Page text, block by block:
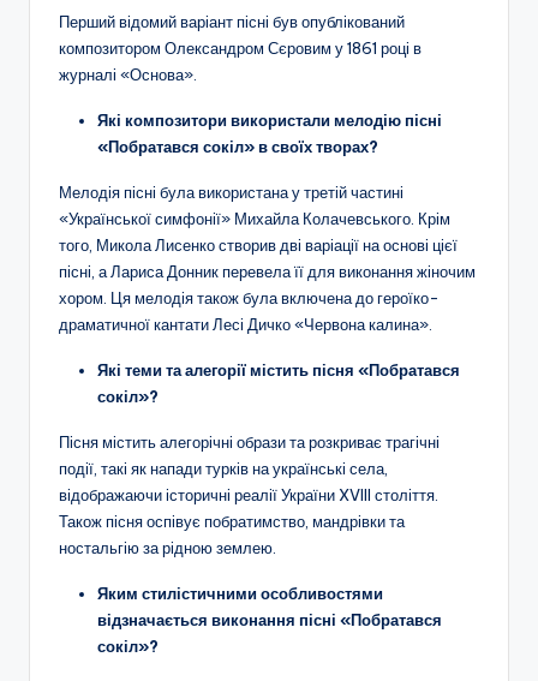
Перший відомий варіант пісні був опублікований
композитором Олександром Сєровим у 1861 році в
журналі «Основа».
Які композитори використали мелодію пісні
«Побратався сокіл» в своїх творах?
Мелодія пісні була використана у третій частині
«Української симфонії» Михайла Колачевського. Крім
того, Микола Лисенко створив дві варіації на основі цієї
пісні, а Лариса Донник перевела її для виконання жіночим
хором. Ця мелодія також була включена до героїко-
драматичної кантати Лесі Дичко «Червона калина».
Які теми та алегорії містить пісня «Побратався
сокіл»?
Пісня містить алегорічні образи та розкриває трагічні
події, такі як напади турків на українські села,
відображаючи історичні реалії України XVIII століття.
Також пісня оспівує побратимство, мандрівки та
ностальгію за рідною землею.
Яким стилістичними особливостями
відзначається виконання пісні «Побратався
сокіл»?